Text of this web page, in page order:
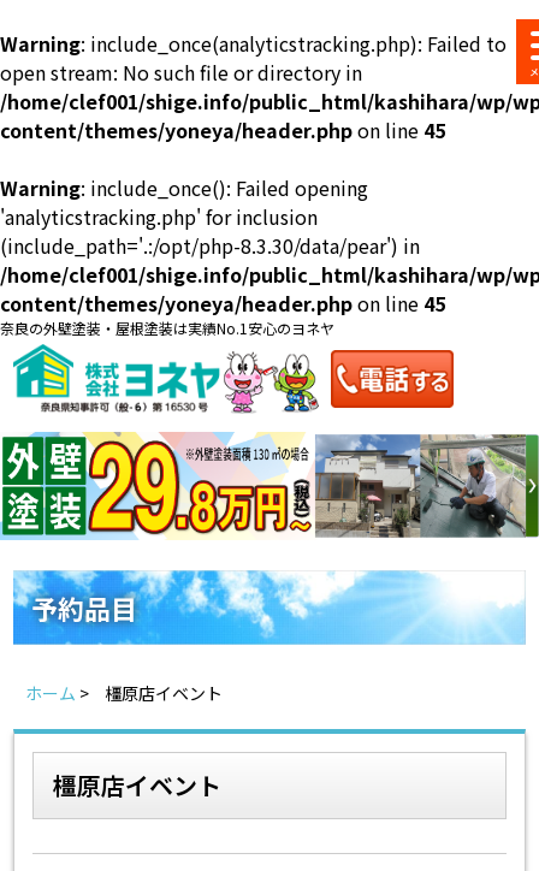
Warning: include_once(analyticstracking.php): Failed to
open stream: No such file or directory in
/home/clef001/shige.info/public_html/kashihara/wp/
content/themes/yoneya/header.phpon line 45
Warning: include_once(): Failed opening
'analyticstracking.php' for inclusion
(include_path='.:/opt/php-8.3.30/data/pear') in
/home/clef001/shige.info/public_html/kashihara/wp/
content/themes/yoneya/header.phpon line 45
奈良の外壁塗装・屋根塗装は実績No.1安心のヨネヤ
料金一覧 会社案内
来店予約 お問い合わせ
お見積り
地域の事例がいっぱい
ヨネヤの施工実績
Home お客様の声
スタッフ紹介 よくあるご質問
ヨネヤがお客様から選ばれる10の理
見積もりシミュレーション
予約品目
ホーム > 橿原店イベント
橿原店イベント